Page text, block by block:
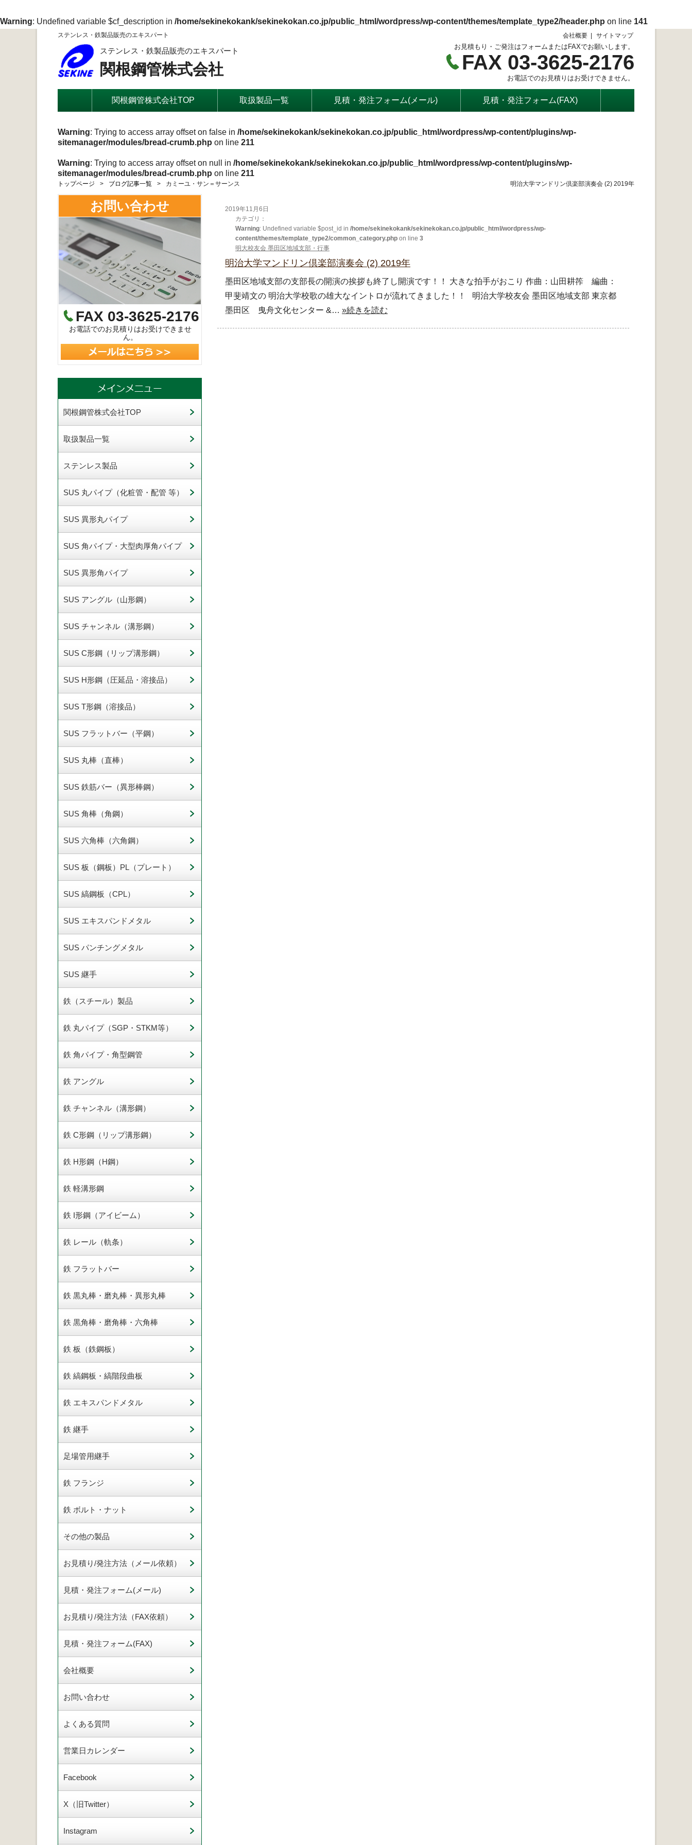
Warning: Undefined variable $cf_description in /home/sekinekokank/sekinekokan.co.jp/public_html/wordpress/wp-content/themes/template_type2/header.php on line 141
ステンレス・鉄製品販売のエキスパート 会社概要 サイトマップ
ステンレス・鉄製品販売のエキスパート
関根鋼管株式会社
お見積もり・ご発注はフォームまたはFAXでお願いします。
FAX 03-3625-2176
お電話でのお見積りはお受けできません。
関根鋼管株式会社TOP 取扱製品一覧 見積・発注フォーム(メール) 見積・発注フォーム(FAX)
Warning: Trying to access array offset on false in /home/sekinekokank/sekinekokan.co.jp/public_html/wordpress/wp-content/plugins/wp-
sitemanager/modules/bread-crumb.php on line 211
Warning: Trying to access array offset on null in /home/sekinekokank/sekinekokan.co.jp/public_html/wordpress/wp-content/plugins/wp-
sitemanager/modules/bread-crumb.php on line 211
トップページ ブログ記事一覧 カミーユ・サン＝サーンス 明治大学マンドリン倶楽部演奏会 (2) 2019年
2019年11月6日
カテゴリ：
Warning: Undefined variable $post_id in /home/sekinekokank/sekinekokan.co.jp/public_html/wordpress/wp-
content/themes/template_type2/common_category.php on line 3
明大校友会 墨田区地域支部・行事
明治大学マンドリン倶楽部演奏会 (2) 2019年
墨田区地域支部の支部長の開演の挨拶も終了し開演です！！ 大きな拍手がおこり 作曲：山田耕筰 編曲：
甲斐靖文の 明治大学校歌の雄大なイントロが流れてきました！！ 明治大学校友会 墨田区地域支部 東京都
墨田区 曳舟文化センター &… »続きを読む
お問い合わせ
FAX 03-3625-2176
お電話でのお見積りはお受けできませ
ん。
関根鋼管株式会社TOP
取扱製品一覧
ステンレス製品
SUS 丸パイプ（化粧管・配管 等）
SUS 異形丸パイプ
SUS 角パイプ・大型肉厚角パイプ
SUS 異形角パイプ
SUS アングル（山形鋼）
SUS チャンネル（溝形鋼）
SUS C形鋼（リップ溝形鋼）
SUS H形鋼（圧延品・溶接品）
SUS T形鋼（溶接品）
SUS フラットバー（平鋼）
SUS 丸棒（直棒）
SUS 鉄筋バー（異形棒鋼）
SUS 角棒（角鋼）
SUS 六角棒（六角鋼）
SUS 板（鋼板）PL（プレート）
SUS 縞鋼板（CPL）
SUS エキスパンドメタル
SUS パンチングメタル
SUS 継手
鉄（スチール）製品
鉄 丸パイプ（SGP・STKM等）
鉄 角パイプ・角型鋼管
鉄 アングル
鉄 チャンネル（溝形鋼）
鉄 C形鋼（リップ溝形鋼）
鉄 H形鋼（H鋼）
鉄 軽溝形鋼
鉄 I形鋼（アイビーム）
鉄 レール（軌条）
鉄 フラットバー
鉄 黒丸棒・磨丸棒・異形丸棒
鉄 黒角棒・磨角棒・六角棒
鉄 板（鉄鋼板）
鉄 縞鋼板・縞階段曲板
鉄 エキスパンドメタル
鉄 継手
足場管用継手
鉄 フランジ
鉄 ボルト・ナット
その他の製品
お見積り/発注方法（メール依頼）
見積・発注フォーム(メール)
お見積り/発注方法（FAX依頼）
見積・発注フォーム(FAX)
会社概要
お問い合わせ
よくある質問
営業日カレンダー
Facebook
X（旧Twitter）
Instagram